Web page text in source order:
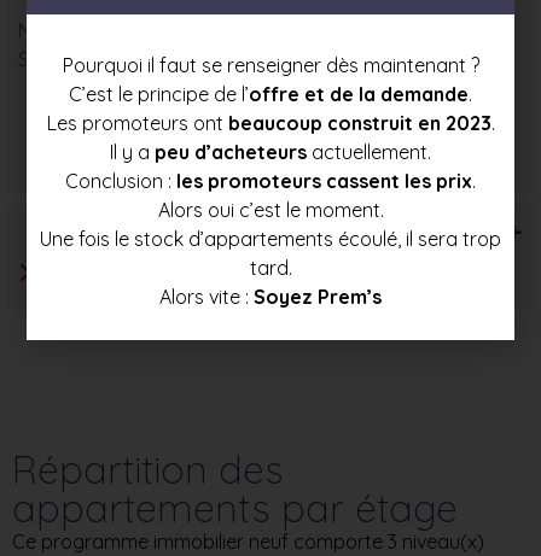
Nombre : 2
Surface moyenne : 91 m²
Prix mini
422 000 €
Prix moyen
447 500 €
Prix max
473 000 €
T6+
Répartition des
appartements par étage
Ce programme immobilier neuf comporte 3 niveau(x)
Pourquoi il faut se renseigner dès maintenant ?
C’est le principe de l’offre et de la demande.
Les promoteurs ont beaucoup construit en 2023.
Il y a peu d’acheteurs actuellement.
Conclusion : les promoteurs cassent les prix.
Alors oui c’est le moment.
Une fois le stock d’appartements écoulé, il sera trop
tard.
Alors vite : Soyez Prem’s